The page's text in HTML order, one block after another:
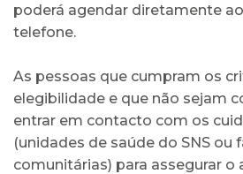
poderá agendar diretamente
telefone.
As pessoas que cumpram os
elegibilidade e que não sejam
entrar em contacto com os
(unidades de saúde do SNS ou
comunitárias) para assegurar o